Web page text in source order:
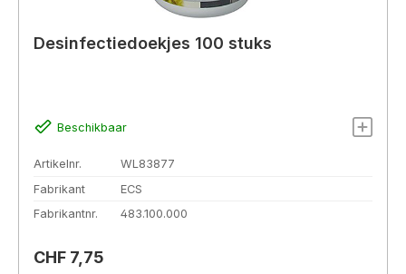
Desinfectiedoekjes 100 stuks
Beschikbaar
Artikelnr.
WL83877
Fabrikant
ECS
Fabrikantnr.
483.100.000
Normale prijs:
CHF 7,75